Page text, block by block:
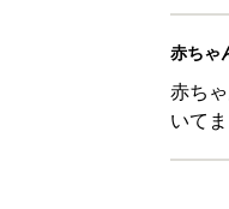
赤ちゃ
赤ち
いて